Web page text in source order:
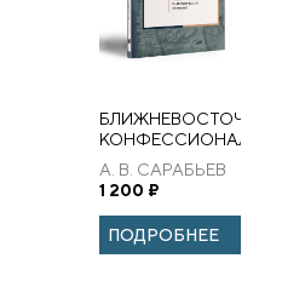
БЛИЖНЕВОСТОЧНЫЕ
КОНФЕССИОНАЛЬНЫЕ
ОБЩИНЫ:
ПРОБЛЕМАТИКА
СОЦИАЛЬНЫХ
ГРАНИЦ НА
ИСТОРИЧЕСКИХ
А. В. САРАБЬЕВ
1 200 ₽
ПОДРОБНЕЕ